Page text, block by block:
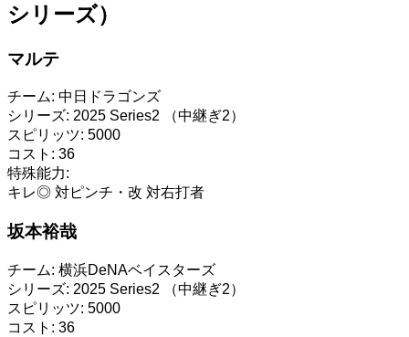
シリーズ）
マルテ
チーム: 中日ドラゴンズ
シリーズ: 2025 Series2 （中継ぎ2）
スピリッツ: 5000
コスト: 36
特殊能力:
キレ◎ 対ピンチ・改 対右打者
坂本裕哉
チーム: 横浜DeNAベイスターズ
シリーズ: 2025 Series2 （中継ぎ2）
スピリッツ: 5000
コスト: 36